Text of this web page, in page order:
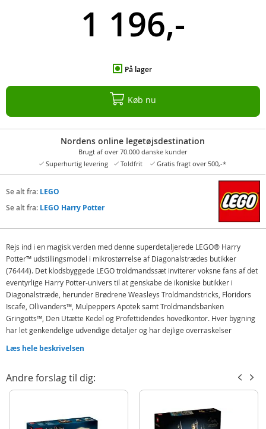
1 196,-
På lager
Køb nu
Nordens online legetøjsdestination
Brugt af over 70.000 danske kunder
Superhurtig levering
Toldfrit Gratis fragt over 500,-*
Se alt fra: LEGO
Se alt fra: LEGO Harry Potter
Rejs ind i en magisk verden med denne superdetaljerede LEGO® Harry
Potter™ udstillingsmodel i mikrostørrelse af Diagonalstrædes butikker
(76444). Det klodsbyggede LEGO troldmandssæt inviterer voksne fans af det
eventyrlige Harry Potter-univers til at genskabe de ikoniske butikker i
Diagonalstræde, herunder Brødrene Weasleys Troldmandstricks, Floridors
Iscafe, Ollivanders™, Mulpeppers Apotek samt Troldmandsbanken
Gringotts™, Den Utætte Kedel og Profettidendes hovedkontor. Hver bygning
har let genkendelige udvendige detaljer og har dejlige overraskelser
op i 5 sektioner for at se nærmere på den. Tilføj de 12 unikke LEGO Harry
Potter mikrofigurer og Natbussen for at vække minder om klassiske scener.
Byggesættet i mikrostørrelse indgår i et sortiment af LEGO sæt til voksne, og
er en super gave til dig selv eller andre Harry Potter-fans.
Læs hele beskrivelsen
Andre forslag til dig: